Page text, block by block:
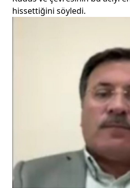
hissettiğini söyledi.